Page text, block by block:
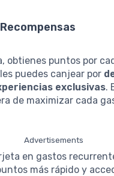
obtienes puntos por
puedes canjear por
exclusivas.
de maximizar cada
Advertisements
en gastos
más rápido y